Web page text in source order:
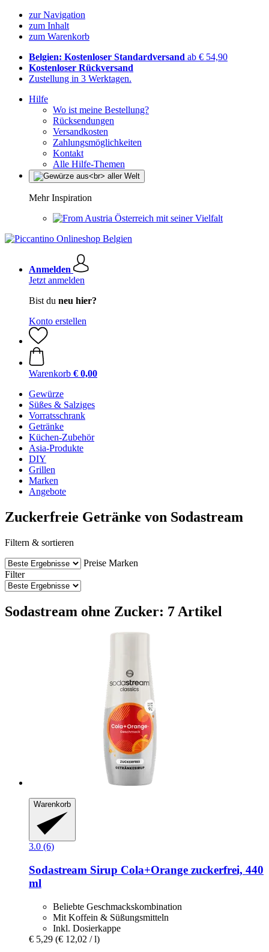
zur Navigation
zum Inhalt
zum Warenkorb
Belgien: Kostenloser Standardversand ab € 54,90
Kostenloser Rückversand
Zustellung in 3 Werktagen.
Hilfe
Wo ist meine Bestellung?
Rücksendungen
Versandkosten
Zahlungsmöglichkeiten
Kontakt
Alle Hilfe-Themen
Mehr Inspiration
Österreich mit seiner Vielfalt
Anmelden
Jetzt anmelden
Bist du neu hier?
Konto erstellen
Warenkorb € 0,00
Gewürze
Süßes & Salziges
Vorratsschrank
Getränke
Küchen-Zubehör
Asia-Produkte
DIY
Grillen
Marken
Angebote
Zuckerfreie Getränke von Sodastream
Filtern & sortieren
Preise Marken
Filter
Sodastream ohne Zucker: 7 Artikel
Warenkorb
3.0 (6)
Sodastream Sirup Cola+Orange zuckerfrei, 440
ml
Beliebte Geschmackskombination
Mit Koffein & Süßungsmitteln
Inkl. Dosierkappe
€ 5,29 (€ 12,02 / l)